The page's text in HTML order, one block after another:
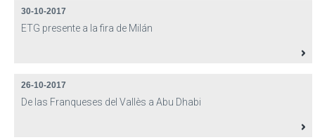
30-10-2017
ETG presente a la fira de Milán
26-10-2017
De las Franqueses del Vallès a Abu Dhabi